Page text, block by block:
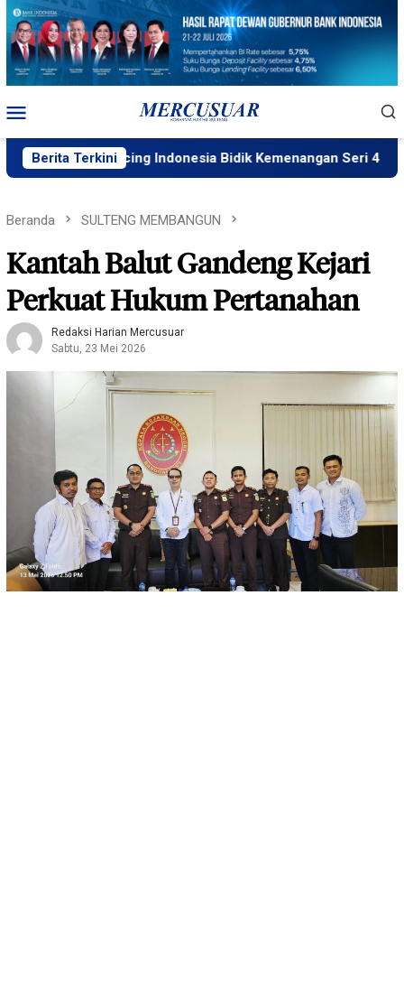
Loncat
konten
Mobile
Berita Terkini
Racing Indonesia Bidik Kemenangan Seri 4 ARRC
Beranda SULTENG MEMBANGUN
Kantah Balut Gandeng Kejari
Perkuat Hukum Pertanahan
Redaksi Harian Mercusuar
Sabtu, 23 Mei 2026